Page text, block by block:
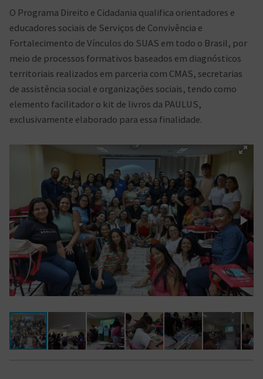
O Programa Direito e Cidadania qualifica orientadores e
educadores sociais de Serviços de Convivência e
Fortalecimento de Vínculos do SUAS em todo o Brasil, por
meio de processos formativos baseados em diagnósticos
territoriais realizados em parceria com CMAS, secretarias
de assistência social e organizações sociais, tendo como
elemento facilitador o kit de livros da PAULUS,
exclusivamente elaborado para essa finalidade.